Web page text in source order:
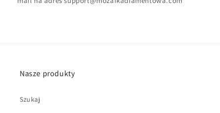
Nasze produkty
Szukaj